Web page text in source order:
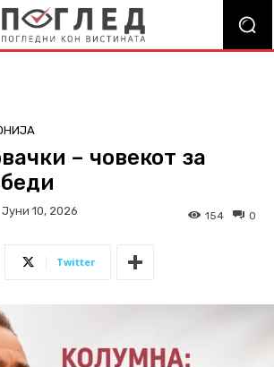
– човекот за
Јуни 10, 2026 0
154
Twitter